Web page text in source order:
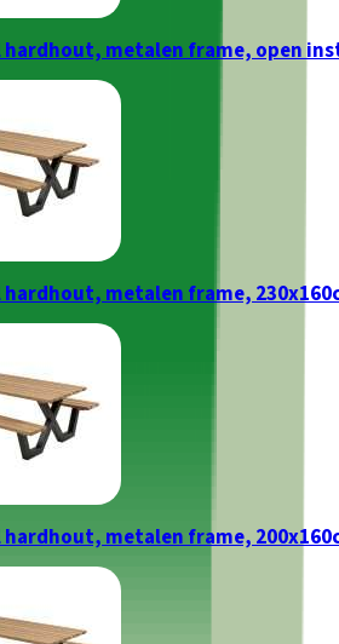
metalen frame, open
metalen frame,
metalen frame,